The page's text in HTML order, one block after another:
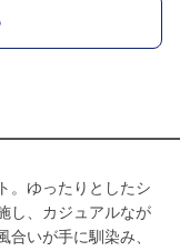
。ゆったりとしたシ
し、カジュアルなが
いが手に馴染み、